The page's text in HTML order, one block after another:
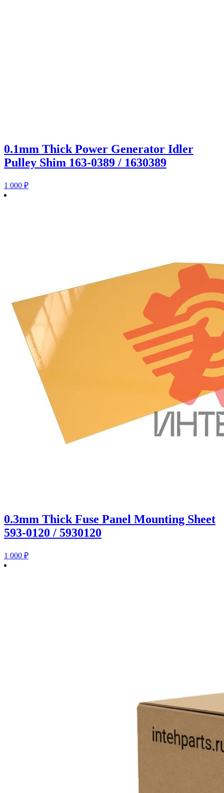
0.1mm Thick Power Generator Idler
Pulley Shim 163-0389 / 1630389
1 000 ₽
0.3mm Thick Fuse Panel Mounting Sheet
593-0120 / 5930120
1 000 ₽